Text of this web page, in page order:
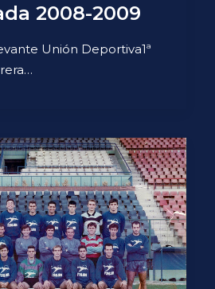
2008-2009
Unión Deportiva1ª